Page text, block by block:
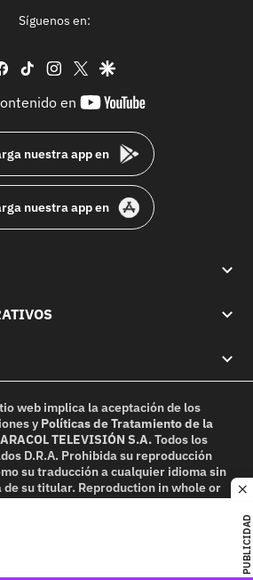
PUBLICIDAD
Síguenos en:
facebook
tiktok instagram
twittergoogle
en
youtube-
nuestra app en
nuestra app en
web implica la aceptación de los
y Políticas de Tratamiento de la
TELEVISIÓN S.A.Todos los
D.R.A. Prohibida su reproducción
su traducción a cualquier idioma sin
su titular. Reproduction in whole or
without written permission is